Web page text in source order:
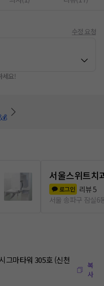
수정 요청
세요!
서울스위트치
로그인 리뷰5
서울 송파구 잠실6
그마타워 305호 (신천
복
사